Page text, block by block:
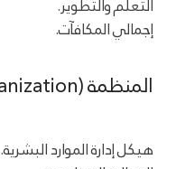
التعلم والتطوير.
إجمالي المكافآت.
المنظمة (Organization)
هيكل إدارة الموارد البشرية.